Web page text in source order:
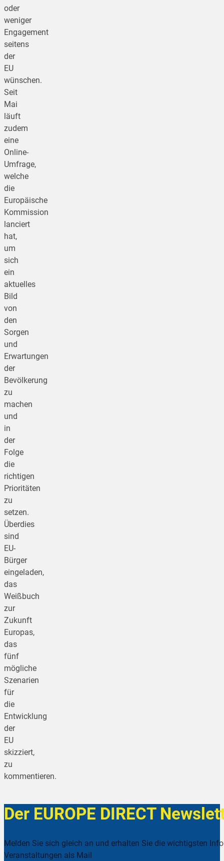
oder
weniger
Engagement
seitens
der
EU
wünschen.
Seit
Mai
läuft
zudem
eine
Online-
Umfrage,
welche
die
Europäische
Kommission
lanciert
hat,
um
sich
ein
aktuelles
Bild
von
den
Sorgen
und
Erwartungen
der
Bevölkerung
zu
machen
und
in
der
Folge
die
richtigen
Prioritäten
zu
setzen.
Überdies
sind
EU-
Bürger
eingeladen,
das
Weißbuch
zur
Zukunft
Europas,
das
fünf
mögliche
Szenarien
für
die
Entwicklung
der
EU
skizziert,
zu
kommentieren.
Der EUROPE DIRECT
Melden Sie sich gleich an und erhalten Sie die wichtigsten
Veranstaltungen als Mail